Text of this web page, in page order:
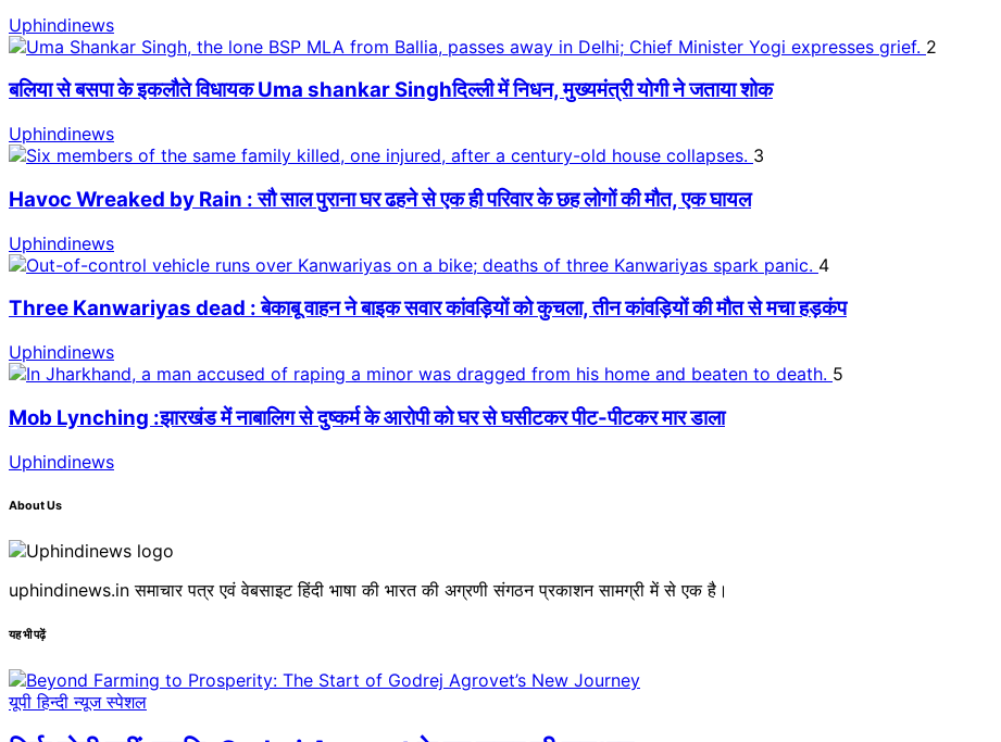
Uphindinews
2
बलिया से बसपा के इकलौते विधायक Uma shankar Singhदिल्ली में निधन, मुख्यमंत्री योगी ने जताया शोक
Uphindinews
3
Havoc Wreaked by Rain : सौ साल पुराना घर ढहने से एक ही परिवार के छह लोगों की मौत, एक घायल
Uphindinews
4
Three Kanwariyas dead : बेकाबू वाहन ने बाइक सवार कांवड़ियों को कुचला, तीन कांवड़ियों की मौत से मचा हड़कंप
Uphindinews
5
Mob Lynching :झारखंड में नाबालिग से दुष्कर्म के आरोपी को घर से घसीटकर पीट-पीटकर मार डाला
Uphindinews
About Us
uphindinews.in समाचार पत्र एवं वेबसाइट हिंदी भाषा की भारत की अग्रणी संगठन प्रकाशन सामग्री में से एक है।
यह भी पढ़ें
यूपी हिन्दी न्यूज स्पेशल